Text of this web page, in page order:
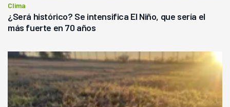
Clima
¿Será histórico? Se intensifica El Niño, que sería el
más fuerte en 70 años